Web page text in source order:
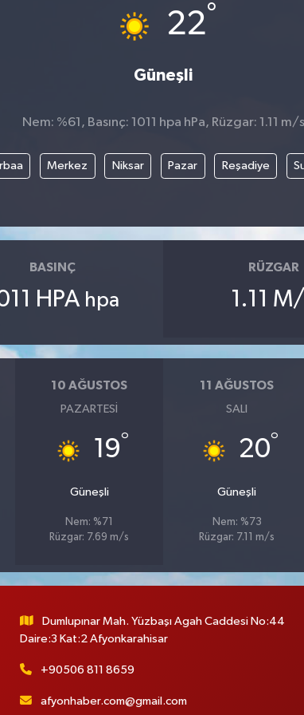
22°
Güneşli
Nem: %61, Basınç: 1011 hpa hPa, Rüzgar: 1.11 m/s
Merkez Niksar Pazar Reşadiye
BASINÇ
HPA hpa
RÜZGAR
1.11
10 AĞUSTOS
PAZARTESI
19°
Güneşli
Nem: %71
Rüzgar: 7.69 m/s
11 AĞUSTOS
SALI
20°
Güneşli
Nem: %73
Rüzgar: 7.11 m/s
Dumlupınar Mah. Yüzbaşı Agah Caddesi No:44
Daire:3 Kat:2 Afyonkarahisar
+90506 811 8659
afyonhaber.com@gmail.com